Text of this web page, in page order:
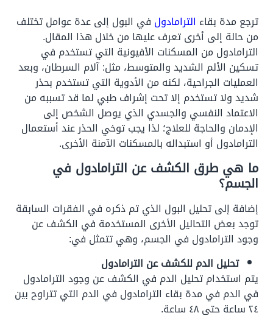
ترجعمدة بقاء الترامادول في البول إلى عدة عوامل تختلف
من حالة إلى أخرى تعرف عليها من خلال هذا المقال.
الترامادول من المسكنات الأفيونية التي تستخدم في
تسكين الألم الشديد والمتوسط، مثل: آلام السرطان، وبعد
العمليات الجراحية، لكنه من الأدوية التي تستخدم بحذر
شديد ولا تستخدم إلا تحت إشراف طبي لما قد تسببه من
الاعتماد النفسي والجسدي الذي يوصل الشخص إلى
الإدمان والحاجة للعلاج؛ لذا يجب توخي الحذر عند أستعمال
الترامادول أو استبداله بالمسكنات الآمنة الأخرى.
ما هي طرق الكشف عن الترامادول في
الجسم؟
إضافة إلى تحليل البول الذي تم ذكره في الفقرات السابقة
توجد بعض التحاليل الأخرى المستخدمة في الكشف عن
وجود الترامادول في الجسم، وهي تتمثل في:
تحليل الدم للكشف عن الترامادول
يتم استخدام تحليل الدم في الكشف عن وجود الترامادول
في الدم في مدة بقاء الترامادول في الدم التي تتراوح بين
٢٤ ساعة حتى ٤٨ ساعة.